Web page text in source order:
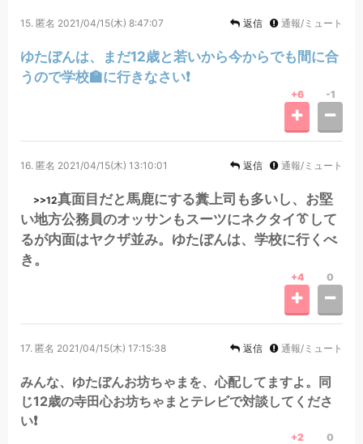
15. 匿名 2021/04/15(木) 8:47:07 返信 通報/ミュート
ゆたぼんは、まだ12歳と若いから今からでも間に合
うので学校🏫に行きなさい❗
+6 -1
16. 匿名 2021/04/15(木) 13:10:01 返信 通報/ミュート
>>12真面目だと馬鹿にする糞上司も多いし、お堅
い地方公務員のオッサンもスーツにネクタイ👔して
るが内面はヤクザ並み。ゆたぼんは、学校に行くべ
き。
+4 0
17. 匿名 2021/04/15(木) 17:15:38 返信 通報/ミュート
みんな、ゆたぼんお坊ちゃまを、心配してますよ。同
じ12歳の寺田心お坊ちゃまとテレビで対談してくださ
い❗
+2 0